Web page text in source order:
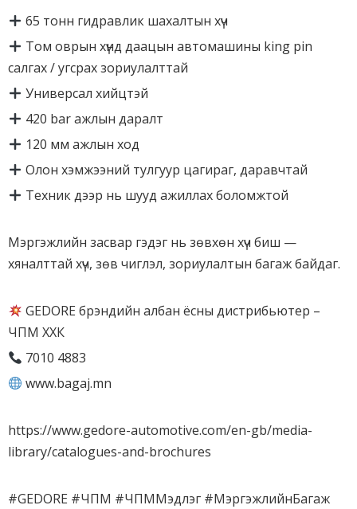
65 тонн гидравлик шахалтын хүч
Том оврын хүнд даацын автомашины king pin
салгах / угсрах зориулалттай
Универсал хийцтэй
420 bar ажлын даралт
120 мм ажлын ход
Олон хэмжээний тулгуур цагираг, даравчтай
Техник дээр нь шууд ажиллах боломжтой
Мэргэжлийн засвар гэдэг нь зөвхөн хүч биш —
хяналттай хүч, зөв чиглэл, зориулалтын багаж байдаг.
GEDORE брэндийн албан ёсны дистрибьютер –
ЧПМ ХХК
7010 4883
www.bagaj.mn
https://www.gedore-automotive.com/en-gb/media-
library/catalogues-and-brochures
#GEDORE #ЧПМ #ЧПММэдлэг #МэргэжлийнБагаж